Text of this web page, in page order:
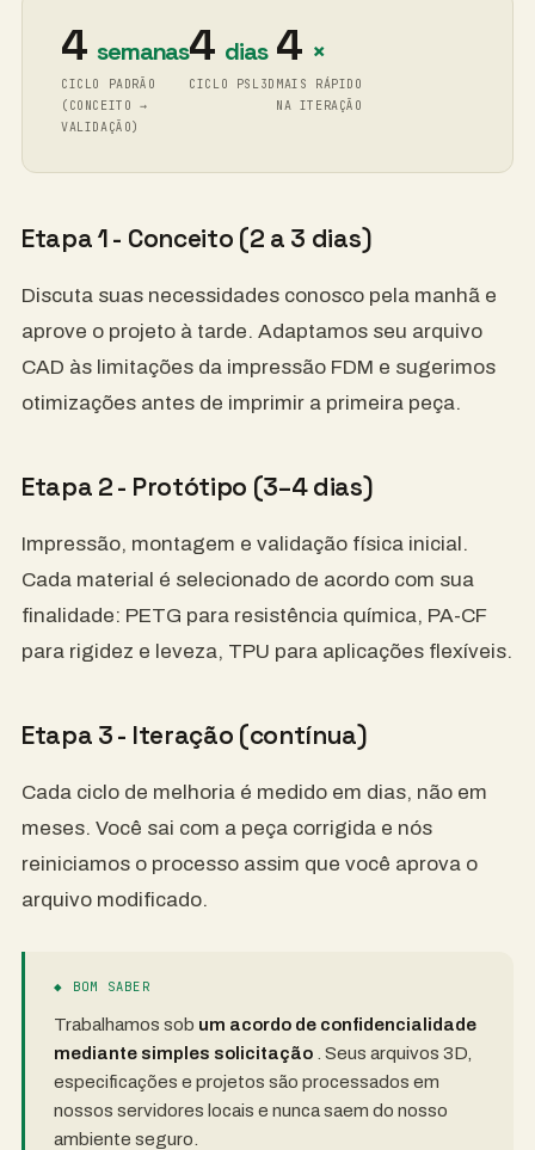
4 semanas
CICLO PADRÃO
(CONCEITO →
VALIDAÇÃO)
4 dias
CICLO PSL3D
4 ×
MAIS RÁPIDO
NA ITERAÇÃO
Etapa 1 - Conceito (2 a 3 dias)
Discuta suas necessidades conosco pela manhã e
aprove o projeto à tarde. Adaptamos seu arquivo
CAD às limitações da impressão FDM e sugerimos
otimizações antes de imprimir a primeira peça.
Etapa 2 - Protótipo (3–4 dias)
Impressão, montagem e validação física inicial.
Cada material é selecionado de acordo com sua
finalidade: PETG para resistência química, PA-CF
para rigidez e leveza, TPU para aplicações flexíveis.
Etapa 3 - Iteração (contínua)
Cada ciclo de melhoria é medido em dias, não em
meses. Você sai com a peça corrigida e nós
reiniciamos o processo assim que você aprova o
arquivo modificado.
◆ BOM SABER
Trabalhamos sob um acordo de confidencialidade
mediante simples solicitação . Seus arquivos 3D,
especificações e projetos são processados ​​em
nossos servidores locais e nunca saem do nosso
ambiente seguro.